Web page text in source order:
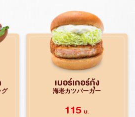
グ
เบอร์เกอร์กุ้ง
海老カツバーガー
115 บ.